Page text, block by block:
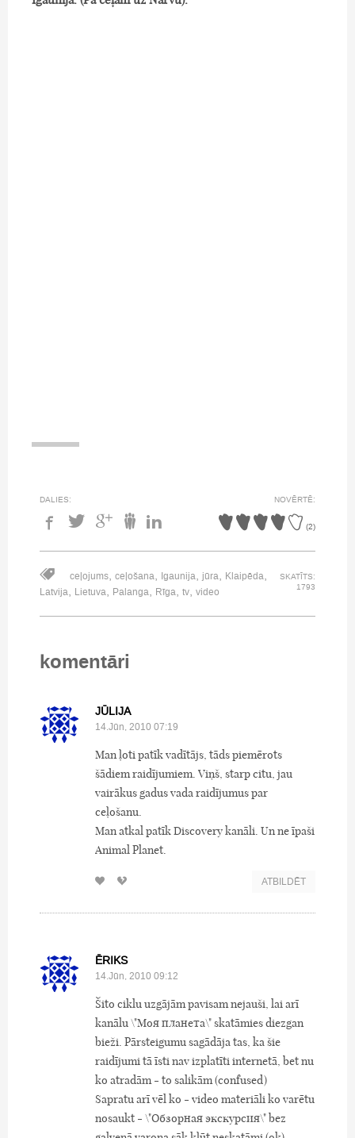
DALIES: NOVĒRTĒ:
(2)
ceļojums, ceļošana, Igaunija, jūra, Klaipēda,
Latvija, Lietuva, Palanga, Rīga, tv, video
SKATĪTS:
1793
komentāri
JŪLIJA
14.Jūn, 2010 07:19
Man ļoti patīk vadītājs, tāds piemērots
šādiem raidījumiem. Viņš, starp citu, jau
vairākus gadus vada raidījumus par
ceļošanu.
Man atkal patīk Discovery kanāli. Un ne īpaši
Animal Planet.
ATBILDĒT
ĒRIKS
14.Jūn, 2010 09:12
Šito ciklu uzgājām pavisam nejauši, lai arī
kanālu \"Моя планета\" skatāmies diezgan
bieži. Pārsteigumu sagādāja tas, ka šie
raidījumi tā īsti nav izplatīti internetā, bet nu
ko atradām - to salikām (confused)
Sapratu arī vēl ko - video materiāli ko varētu
nosaukt - \"Обзорная экскурсия\" bez